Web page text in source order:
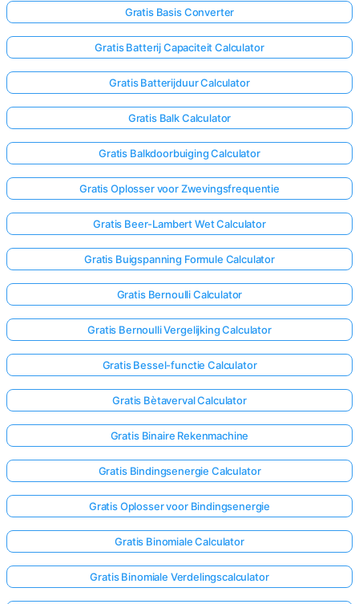
Nog
Stel
Je
Eerste
Vraag
Gratis Basis Converter
Gratis Batterij Capaciteit Calculator
Gratis Batterijduur Calculator
Gratis Balk Calculator
Gratis Balkdoorbuiging Calculator
Gratis Oplosser voor Zwevingsfrequentie
Gratis Beer-Lambert Wet Calculator
Gratis Buigspanning Formule Calculator
Gratis Bernoulli Calculator
Gratis Bernoulli Vergelijking Calculator
Gratis Bessel-functie Calculator
Gratis Bètaverval Calculator
Gratis Binaire Rekenmachine
Gratis Bindingsenergie Calculator
Gratis Oplosser voor Bindingsenergie
Gratis Binomiale Calculator
Gratis Binomiale Verdelingscalculator